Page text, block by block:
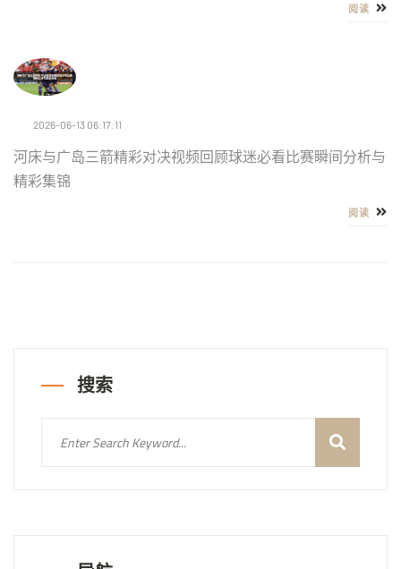
阅读
2026-06-13 06:17:11
河床与广岛三箭精彩对决视频回顾球迷必看比赛瞬间分析与
精彩集锦
阅读
搜索